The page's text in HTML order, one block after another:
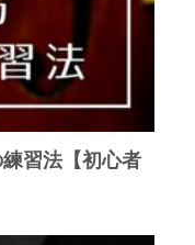
習法【初心者